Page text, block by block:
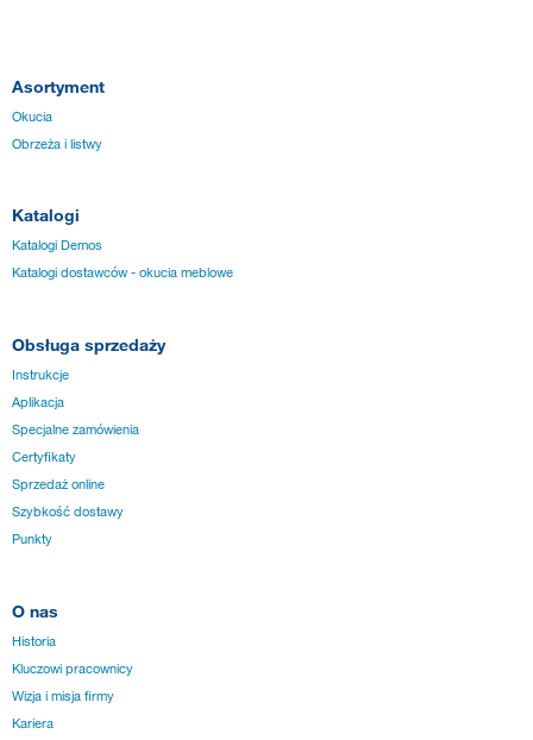
Asortyment
Okucia
Obrzeża i listwy
Katalogi
Katalogi Demos
Katalogi dostawców - okucia meblowe
Obsługa sprzedaży
Instrukcje
Aplikacja
Specjalne zamówienia
Certyfikaty
Sprzedaż online
Szybkość dostawy
Punkty
O nas
Historia
Kluczowi pracownicy
Wizja i misja firmy
Kariera